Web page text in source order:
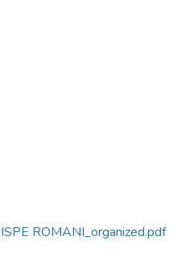
ROMANI_organized.pdf